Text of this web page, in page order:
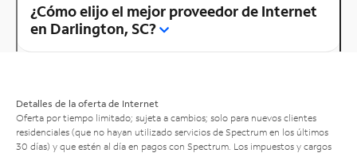
¿Cómo elijo el mejor proveedor de Internet
en Darlington, SC?
Detalles de la oferta de Internet
Oferta por tiempo limitado; sujeta a cambios; solo para nuevos clientes
residenciales (que no hayan utilizado servicios de Spectrum en los últimos
30 días) y que estén al día en pagos con Spectrum. Los impuestos y cargos